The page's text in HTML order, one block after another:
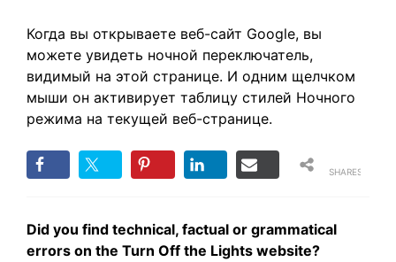
Когда вы открываете веб-сайт Google, вы
можете увидеть ночной переключатель,
видимый на этой странице. И одним щелчком
мыши он активирует таблицу стилей Ночного
режима на текущей веб-странице.
SHARES
Did you find technical, factual or grammatical
errors on the Turn Off the Lights website?